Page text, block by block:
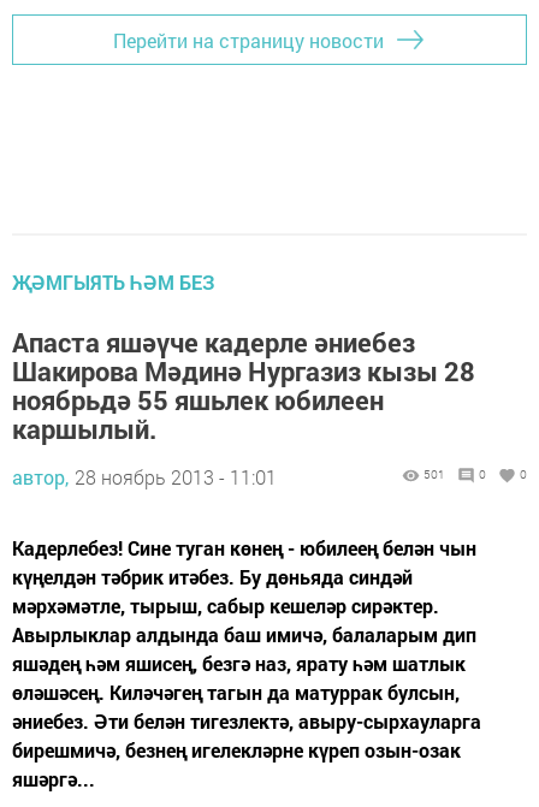
Перейти на страницу новости
ҖӘМГЫЯТЬ ҺӘМ БЕЗ
Апаста яшәүче кадерле әниебез
Шакирова Мәдинә Нургазиз кызы 28
ноябрьдә 55 яшьлек юбилеен
каршылый.
автор, 28 ноябрь 2013 - 11:01 501 0 0
Кадерлебез! Сине туган көнең - юбилеең белән чын
күңелдән тәбрик итәбез. Бу дөньяда синдәй
мәрхәмәтле, тырыш, сабыр кешеләр сирәктер.
Авырлыклар алдында баш имичә, балаларым дип
яшәдең һәм яшисең, безгә наз, ярату һәм шатлык
өләшәсең. Киләчәгең тагын да матуррак булсын,
әниебез. Әти белән тигезлектә, авыру-сырхауларга
бирешмичә, безнең игелекләрне күреп озын-озак
яшәргә...